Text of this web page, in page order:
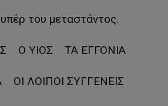
του μεταστάντος.
Ο ΥΙΟΣ ΤΑ ΕΓΓΟΝΙΑ
ΟΙ ΛΟΙΠΟΙ ΣΥΓΓΕΝΕΙΣ